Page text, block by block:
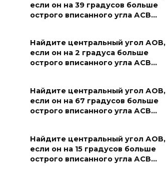
если он на 39 градусов больше
острого вписанного угла АСВ…
Найдите центральный угол АОВ,
если он на 2 градуса больше
острого вписанного угла АСВ…
Найдите центральный угол АОВ,
если он на 67 градусов больше
острого вписанного угла АСВ…
Найдите центральный угол АОВ,
если он на 15 градусов больше
острого вписанного угла АСВ…